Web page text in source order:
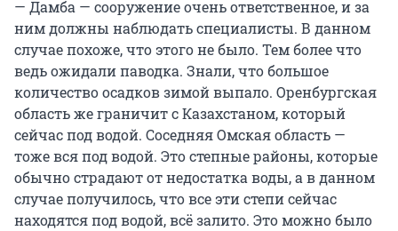
— Дамба — сооружение очень ответственное, и за
ним должны наблюдать специалисты. В данном
случае похоже, что этого не было. Тем более что
ведь ожидали паводка. Знали, что большое
количество осадков зимой выпало. Оренбургская
область же граничит с Казахстаном, который
сейчас под водой. Соседняя Омская область —
тоже вся под водой. Это степные районы, которые
обычно страдают от недостатка воды, а в данном
случае получилось, что все эти степи сейчас
находятся под водой, всё залито. Это можно было